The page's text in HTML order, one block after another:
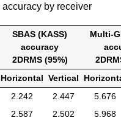
by receiver
SBAS (KASS)
accuracy
2DRMS (95%)
Multi-
Horizontal Vertical
2.242 2.447
5.676
2.587 2.502
5.968